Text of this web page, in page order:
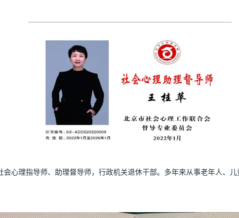
心理指导师、助理督导师，行政机关退休干部。多年来从事老年人、